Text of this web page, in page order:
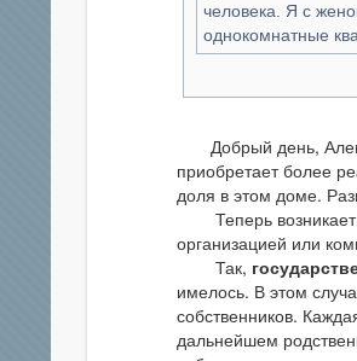
человека. Я с
однокомнатные
Добрый день,
приобретает более
доля в этом доме.
Теперь возникает
организацией или
Так,
имелось. В этом
собственников.
дальнейшем